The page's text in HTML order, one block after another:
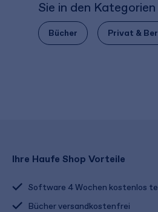
Sie in den Kategorien
Bücher Privat &
Ihre Haufe Shop Vorteile
Software 4 Wochen kostenlos
Bücher versandkostenfrei